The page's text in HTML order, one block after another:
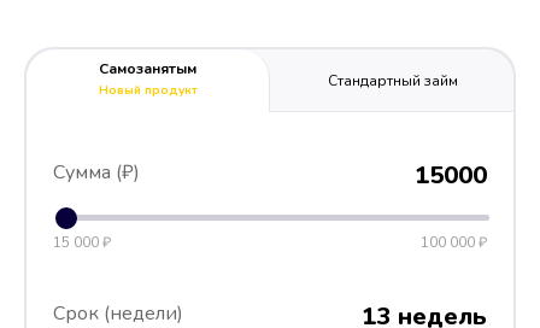
Самозанятым
Новый продукт
Стандартный займ
Сумма (₽) 15000
15 000 ₽ 100 000 ₽
Срок (недели) 13 недель